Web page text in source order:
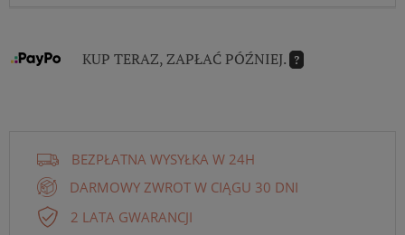
KUP TERAZ, ZAPŁAĆ PÓŹNIEJ. ?
BEZPŁATNA WYSYŁKA W 24H
DARMOWY ZWROT W CIĄGU 30 DNI
2 LATA GWARANCJI